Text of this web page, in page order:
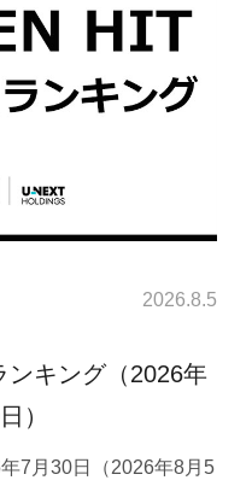
2026.8.5
ンキング（2026年
）
7月30日（2026年8月5